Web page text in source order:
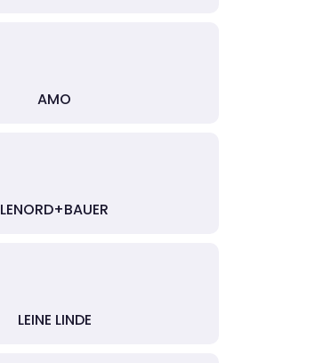
AMO
LENORD+BAUER
LEINE LINDE